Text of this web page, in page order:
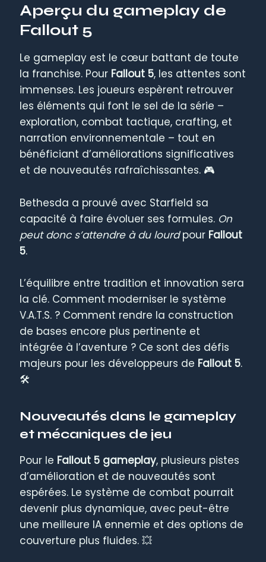
Aperçu du gameplay de
Fallout 5
Le gameplay est le cœur battant de toute
la franchise. Pour Fallout 5, les attentes sont
immenses. Les joueurs espèrent retrouver
les éléments qui font le sel de la série –
exploration, combat tactique, crafting, et
narration environnementale – tout en
bénéficiant d’améliorations significatives
et de nouveautés rafraîchissantes. 🎮
Bethesda a prouvé avec Starfield sa
capacité à faire évoluer ses formules. On
peut donc s’attendre à du lourdpour Fallout
5.
L’équilibre entre tradition et innovation sera
la clé. Comment moderniser le système
V.A.T.S. ? Comment rendre la construction
de bases encore plus pertinente et
intégrée à l’aventure ? Ce sont des défis
majeurs pour les développeurs de Fallout 5.
🛠️
Nouveautés dans le gameplay
et mécaniques de jeu
Pour le Fallout 5 gameplay, plusieurs pistes
d’amélioration et de nouveautés sont
espérées. Le système de combat pourrait
devenir plus dynamique, avec peut-être
une meilleure IA ennemie et des options de
couverture plus fluides. 💥